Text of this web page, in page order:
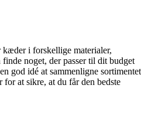
i forskellige materialer,
noget, der passer til dit budget
god idé at sammenligne sortimentet
at sikre, at du får den bedste